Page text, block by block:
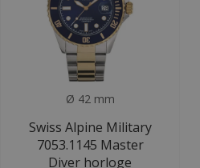
Ø 42 mm
Swiss Alpine Military
7053.1145 Master
Diver horloge